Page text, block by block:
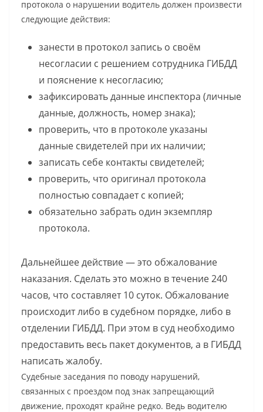
протокола о нарушении водитель должен произвести
следующие действия:
занести в протокол запись о своём
несогласии с решением сотрудника ГИБДД
и пояснение к несогласию;
зафиксировать данные инспектора (личные
данные, должность, номер знака);
проверить, что в протоколе указаны
данные свидетелей при их наличии;
записать себе контакты свидетелей;
проверить, что оригинал протокола
полностью совпадает с копией;
обязательно забрать один экземпляр
протокола.
Дальнейшее действие — это обжалование
наказания. Сделать это можно в течение 240
часов, что составляет 10 суток. Обжалование
происходит либо в судебном порядке, либо в
отделении ГИБДД. При этом в суд необходимо
предоставить весь пакет документов, а в ГИБДД
написать жалобу.
Судебные заседания по поводу нарушений,
связанных с проездом под знак запрещающий
движение, проходят крайне редко. Ведь водителю